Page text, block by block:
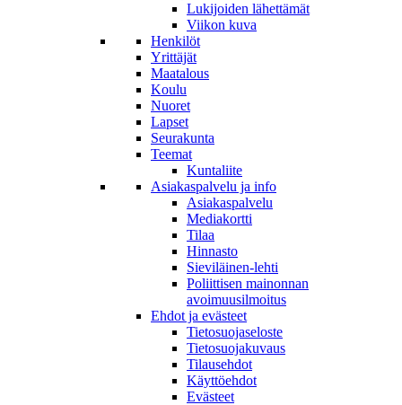
Lukijoiden lähettämät
Viikon kuva
Henkilöt
Yrittäjät
Maatalous
Koulu
Nuoret
Lapset
Seurakunta
Teemat
Kuntaliite
Asiakaspalvelu ja info
Asiakaspalvelu
Mediakortti
Tilaa
Hinnasto
Sieviläinen-lehti
Poliittisen mainonnan
avoimuusilmoitus
Ehdot ja evästeet
Tietosuojaseloste
Tietosuojakuvaus
Tilausehdot
Käyttöehdot
Evästeet